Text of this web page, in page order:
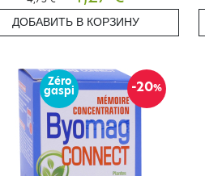
ДОБАВИТЬ В КОРЗИНУ
-20%
Zéro
gaspi